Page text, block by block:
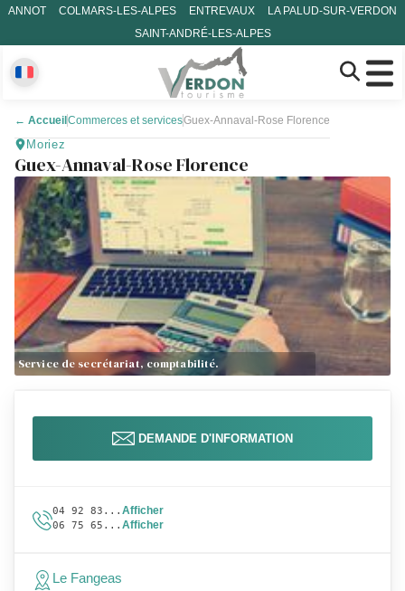
ANNOT COLMARS-LES-ALPES ENTREVAUX
LA PALUD-SUR-VERDON
SAINT-ANDRÉ-LES-ALPES
← Accueil Commerces et servicesGuex-Annaval-Rose Florence
Moriez
Guex-Annaval-Rose Florence
Service de secrétariat, comptabilité.
DEMANDE D'INFORMATION
04 92 83... Afficher
06 75 65... Afficher
Le Fangeas